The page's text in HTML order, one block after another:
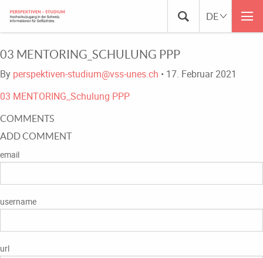
03 MENTORING_SCHULUNG PPP
By perspektiven-studium@vss-unes.ch • 17. Februar 2021
03 MENTORING_Schulung PPP
COMMENTS
ADD COMMENT
email
username
url